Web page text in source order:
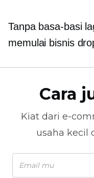
Tanpa basa-basi
memulai bisnis
Cara
Kiat dari e-
usaha kecil